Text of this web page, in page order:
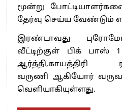
மூன்று
தேர்வு செய்ய வேண்டும்
இரண்டாவது
வீட்டிற்குள் பிக் பாஸ்
ஆர்த்தி,காயத்திரி
வருணி ஆகியோர்
வெளியாகியுள்ளது.